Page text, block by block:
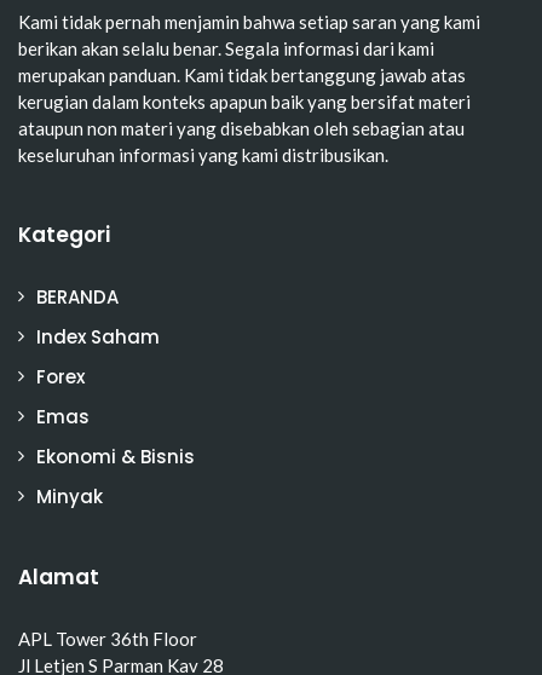
Kami tidak pernah menjamin bahwa setiap saran yang kami
berikan akan selalu benar. Segala informasi dari kami
merupakan panduan. Kami tidak bertanggung jawab atas
kerugian dalam konteks apapun baik yang bersifat materi
ataupun non materi yang disebabkan oleh sebagian atau
keseluruhan informasi yang kami distribusikan.
Kategori
BERANDA
Index Saham
Forex
Emas
Ekonomi & Bisnis
Minyak
Alamat
APL Tower 36th Floor
Jl Letjen S Parman Kav 28